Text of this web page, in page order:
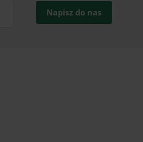
Napisz do nas